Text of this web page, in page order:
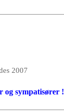
2007
og sympatisører !